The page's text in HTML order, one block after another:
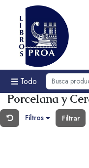
Todo
Porcelana y
Filtros Filtrar